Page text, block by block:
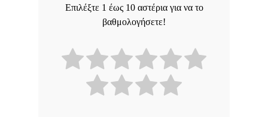
Επιλέξτε 1 έως 10 αστέρια για να το
βαθμολογήσετε!